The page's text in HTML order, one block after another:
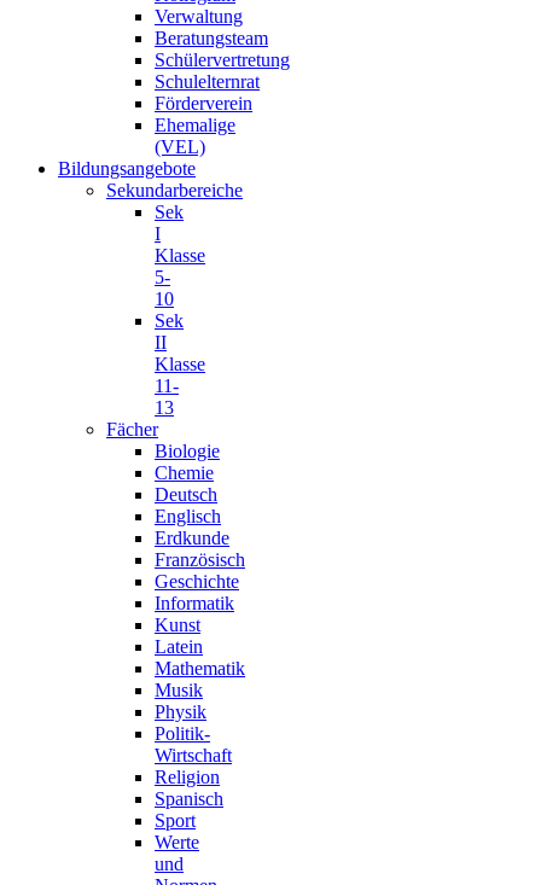
Verwaltung
Beratungsteam
Schülervertretung
Schulelternrat
Förderverein
Ehemalige
(VEL)
Bildungsangebote
Sekundarbereiche
Sek
I
Klasse
5-
10
Sek
II
Klasse
11-
13
Fächer
Biologie
Chemie
Deutsch
Englisch
Erdkunde
Französisch
Geschichte
Informatik
Kunst
Latein
Mathematik
Musik
Physik
Politik-
Wirtschaft
Religion
Spanisch
Sport
Werte
und